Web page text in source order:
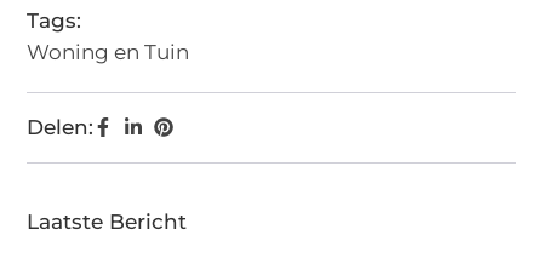
Tags:
Woning en Tuin
Delen:
Laatste Bericht